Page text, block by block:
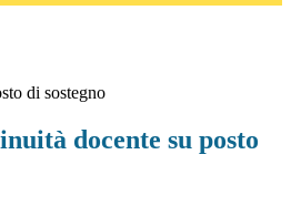
di sostegno
docente su posto